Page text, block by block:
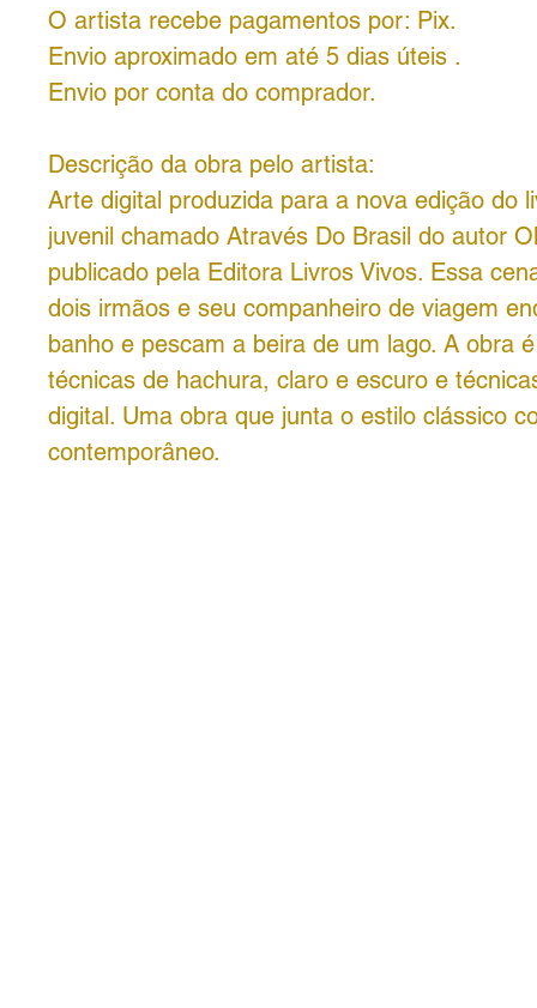
O artista recebe pagamentos por: Pix.
Envio aproximado em até 5 dias úteis .
Envio por conta do comprador.
Descrição da obra pelo artista:
Arte digital produzida para a nova edição do
juvenil chamado Através Do Brasil do autor
publicado pela Editora Livros Vivos. Essa
dois irmãos e seu companheiro de viagem
banho e pescam a beira de um lago. A obra
técnicas de hachura, claro e escuro e
digital. Uma obra que junta o estilo clássico
contemporâneo.